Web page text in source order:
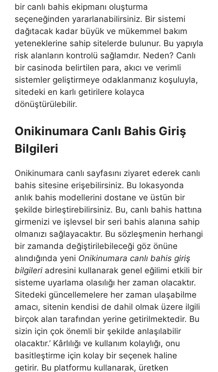
bir canlı bahis ekipmanı oluşturma
seçeneğinden yararlanabilirsiniz. Bir sistemi
dağıtacak kadar büyük ve mükemmel bakım
yeteneklerine sahip sitelerde bulunur. Bu yapıyla
risk alanların kontrolü sağlamdır. Neden? Canlı
bir casinoda belirtilen para, akıcı ve verimli
sistemler geliştirmeye odaklanmanız koşuluyla,
sitedeki en karlı getirilere kolayca
dönüştürülebilir.
Onikinumara Canlı Bahis Giriş
Bilgileri
Onikinumara canlı sayfasını ziyaret ederek canlı
bahis sitesine erişebilirsiniz. Bu lokasyonda
anlık bahis modellerini dostane ve üstün bir
şekilde birleştirebilirsiniz. Bu, canlı bahis hattına
girmenizi ve işlevsel bir seri bahis alanına sahip
olmanızı sağlayacaktır. Bu sözleşmenin herhangi
bir zamanda değiştirilebileceği göz önüne
alındığında yeni Onikinumara canlı bahis giriş
bilgileri adresini kullanarak genel eğilimi etkili bir
sisteme uyarlama olasılığı her zaman olacaktır.
Sitedeki güncellemelere her zaman ulaşabilme
amacı, sitenin kendisi de dahil olmak üzere ilgili
birçok alan tarafından yerine getirilmektedir. Bu
sizin için çok önemli bir şekilde anlaşılabilir
olacaktır.’ Kârlılığı ve kullanım kolaylığı, onu
basitleştirme için kolay bir seçenek haline
getirir. Bu platformu kullanarak, üretken